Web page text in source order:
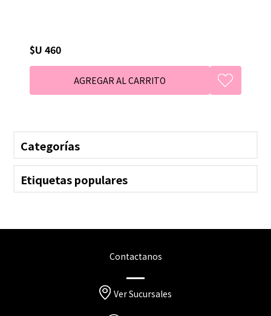
$U 460
Categorías
Etiquetas populares
Contactanos
Ver Sucursales